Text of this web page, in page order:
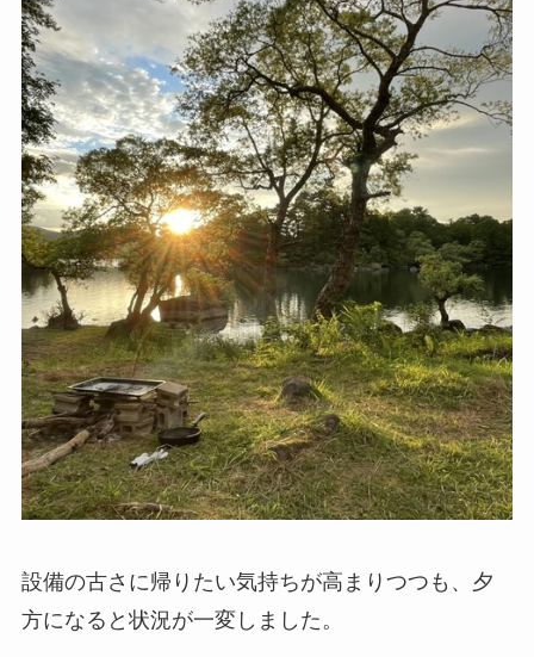
設備の古さに帰りたい気持ちが高まりつつも、夕
方になると状況が一変しました。